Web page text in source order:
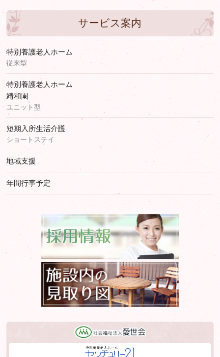
サービス案内
特別養護老人ホーム
従来型
特別養護老人ホーム
靖和園
ユニット型
短期入所生活介護
ショートステイ
地域支援
年間行事予定
採用情報
社会福祉法人愛世会